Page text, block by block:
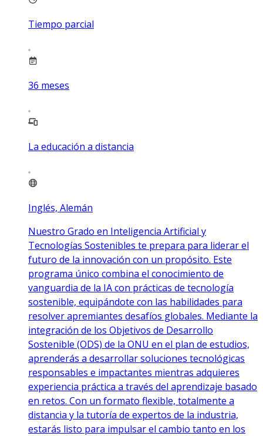
Tiempo parcial
36 meses
La educación a distancia
Inglés, Alemán
Nuestro Grado en Inteligencia Artificial y
Tecnologías Sostenibles te prepara para liderar el
futuro de la innovación con un propósito. Este
programa único combina el conocimiento de
vanguardia de la IA con prácticas de tecnología
sostenible, equipándote con las habilidades para
resolver apremiantes desafíos globales. Mediante la
integración de los Objetivos de Desarrollo
Sostenible (ODS) de la ONU en el plan de estudios,
aprenderás a desarrollar soluciones tecnológicas
responsables e impactantes mientras adquieres
experiencia práctica a través del aprendizaje basado
en retos. Con un formato flexible, totalmente a
distancia y la tutoría de expertos de la industria,
estarás listo para impulsar el cambio tanto en los